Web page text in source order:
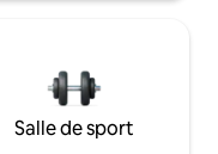
Salle de sport